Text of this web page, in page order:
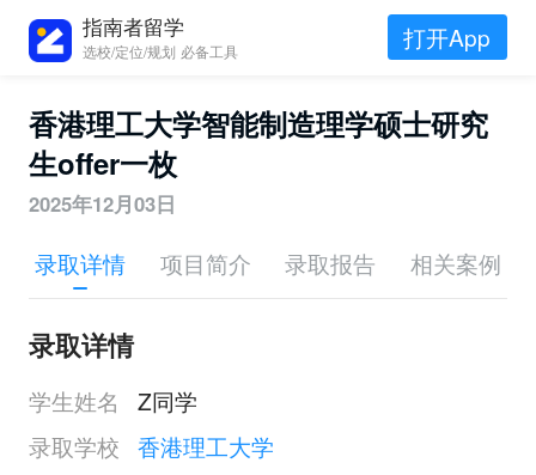
指南者留学
选校/定位/规划 必备工具 打开App
香港理工大学智能制造理学硕士研究
生offer一枚
2025年12月03日
录取详情 项目简介 录取报告 相关案例
录取详情
学生姓名
Z同学
录取学校 香港理工大学